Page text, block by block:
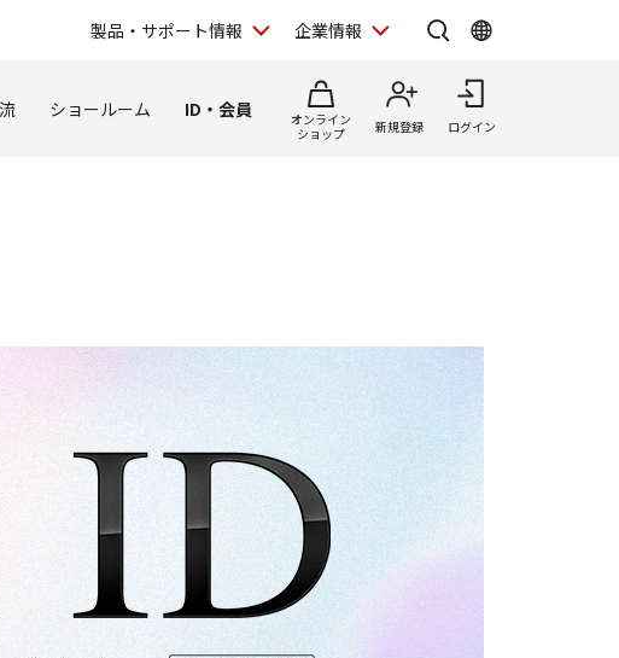
製品・サポート情報 企業情報
ショールーム ID・会員
オンライン
ショップ
新規登録 ログイン